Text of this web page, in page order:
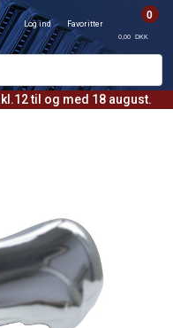
til og med 18 august.
Log ind Favoritter
0
0,00 DKK